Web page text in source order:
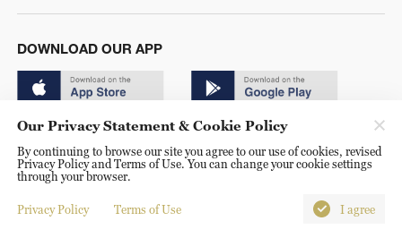
DOWNLOAD OUR APP
© China Radio International.CRI. All Rights Reserved. 16A
Shijingshan Road, Beijing, China. 100040
Our Privacy Statement & Cookie Policy
By continuing to browse our site you agree to our use of cookies, revised
Privacy Policy and Terms of Use. You can change your cookie settings
through your browser.
Privacy Policy Terms of Use I agree